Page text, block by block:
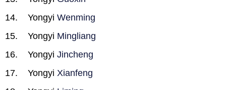
Yongyi Wenming
Yongyi Mingliang
Yongyi Jincheng
Yongyi Xianfeng